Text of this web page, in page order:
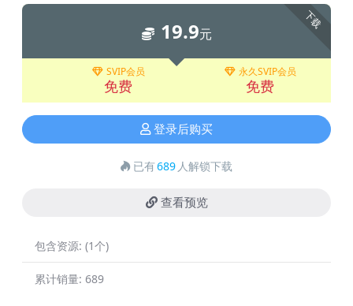
下载
19.9元
SVIP会员
免费
永久SVIP会员
免费
登录后购买
已有689 人解锁下载
查看预览
包含资源: (1个)
累计销量: 689